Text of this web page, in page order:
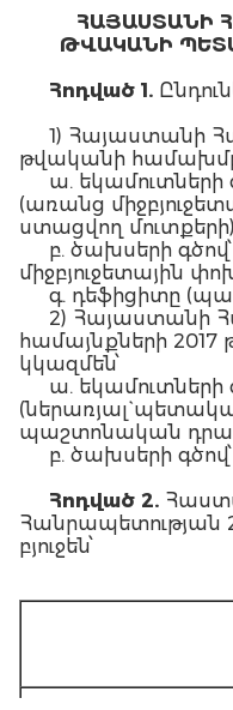
ՀԱՅԱՍՏԱՆԻ
ԹՎԱԿԱՆԻ
Հոդված 1.
1) Հայաստանի
թվականի
ա. եկամուտների
(առանց
ստացվող
բ. ծախսերի
միջբյուջետային
գ. դեֆիցիտը
2) Հայաստանի
համայնքների 2017
կկազմեն՝
ա. եկամուտների
(ներառյալ`
պաշտոնական
բ. ծախսերի
Հոդված 2.
Հանրապետության
բյուջեն՝